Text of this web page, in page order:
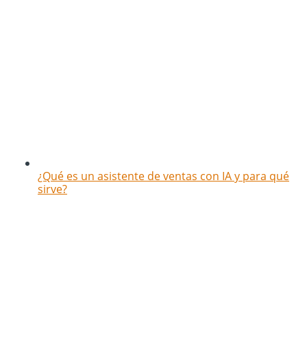
¿Qué es un asistente de ventas con IA y para qué
sirve?